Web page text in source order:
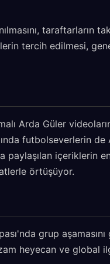
taraftarların
tercih edilmesi,
Arda Güler
futbolseverlerin de
paylaşılan içeriklerin
örtüşüyor.
grup aşamasını
heyecan ve global